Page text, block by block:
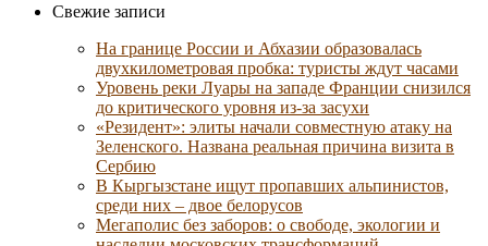
Свежие записи
На границе России и Абхазии образовалась
двухкилометровая пробка: туристы ждут часами
Уровень реки Луары на западе Франции снизился
до критического уровня из-за засухи
«Резидент»: элиты начали совместную атаку на
Зеленского. Названа реальная причина визита в
Сербию
В Кыргызстане ищут пропавших альпинистов,
среди них – двое белорусов
Мегаполис без заборов: о свободе, экологии и